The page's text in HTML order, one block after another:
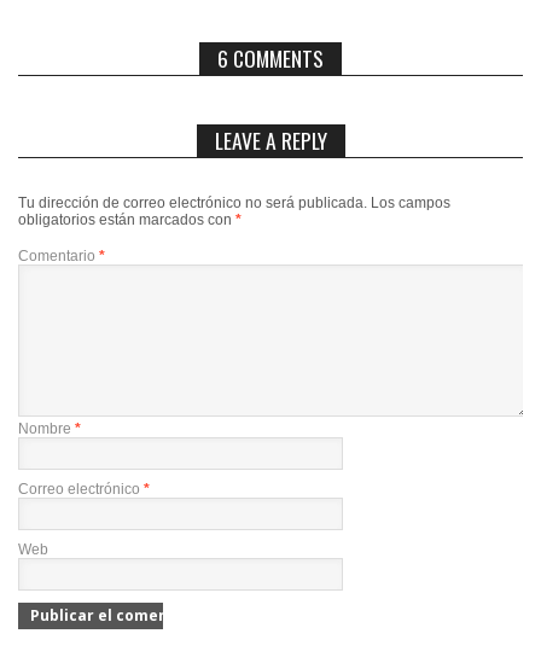
6 COMMENTS
LEAVE A REPLY
Tu dirección de correo electrónico no será publicada. Los campos
obligatorios están marcados con *
Comentario *
Nombre *
Correo electrónico *
Web